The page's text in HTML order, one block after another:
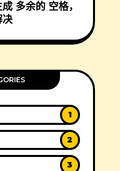
多余的 空格，
决
1
2
3